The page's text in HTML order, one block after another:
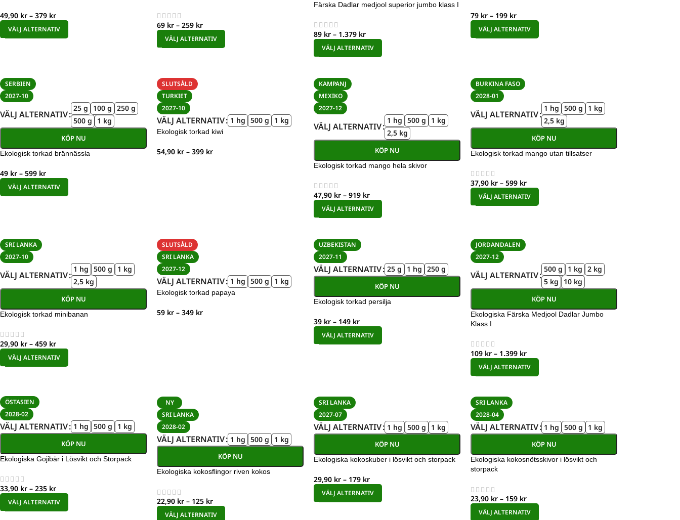
49,90 kr – 379 kr
VÄLJ ALTERNATIV 69 kr – 259 kr
VÄLJ ALTERNATIV
Färska Dadlar medjool superior jumbo klass I
89 kr – 1.379 kr
VÄLJ ALTERNATIV
79 kr – 199 kr
VÄLJ ALTERNATIV
SERBIEN
2027-10
VÄLJ ALTERNATIV
25 g 100 g 250 g
500 g
1 kg
KÖP NU
Ekologisk torkad brännässla
49 kr – 599 kr
VÄLJ ALTERNATIV
SLUTSÅLD
TURKIET
2027-10
VÄLJ ALTERNATIV 1 hg 500 g 1 kg
Ekologisk torkad kiwi
54,90 kr – 399 kr
KAMPANJ
MEXIKO
2027-12
VÄLJ ALTERNATIV
1 hg 500 g
1 kg
2,5 kg
KÖP NU
Ekologisk torkad mango hela skivor
47,90 kr – 919 kr
VÄLJ ALTERNATIV
BURKINA FASO
2028-01
VÄLJ ALTERNATIV
1 hg 500 g
1 kg
2,5 kg
KÖP NU
Ekologisk torkad mango utan tillsatser
37,90 kr – 599 kr
VÄLJ ALTERNATIV
SRI LANKA
2027-10
VÄLJ ALTERNATIV
1 hg 500 g
1 kg
2,5 kg
KÖP NU
Ekologisk torkad minibanan
29,90 kr – 459 kr
VÄLJ ALTERNATIV
SLUTSÅLD
SRI LANKA
2027-12
VÄLJ ALTERNATIV 1 hg 500 g 1 kg
Ekologisk torkad papaya
59 kr – 349 kr
UZBEKISTAN
2027-11
VÄLJ ALTERNATIV 25 g 1 hg 250 g
KÖP NU
Ekologisk torkad persilja
39 kr – 149 kr
VÄLJ ALTERNATIV
JORDANDALEN
2027-12
VÄLJ ALTERNATIV
500 g 1 kg 2 kg
5 kg
10 kg
KÖP NU
Ekologiska Färska Medjool Dadlar Jumbo
Klass I
109 kr – 1.399 kr
VÄLJ ALTERNATIV
ÖSTASIEN
2028-02
VÄLJ ALTERNATIV 1 hg 500 g 1 kg
KÖP NU
Ekologiska Gojibär i Lösvikt och Storpack
33,90 kr – 235 kr
VÄLJ ALTERNATIV
NY
SRI LANKA
2028-02
VÄLJ ALTERNATIV 1 hg 500 g 1 kg
KÖP NU
Ekologiska kokosflingor riven kokos
22,90 kr – 125 kr
VÄLJ ALTERNATIV
SRI LANKA
2027-07
VÄLJ ALTERNATIV 1 hg 500 g 1 kg
KÖP NU
Ekologiska kokoskuber i lösvikt och storpack
29,90 kr – 179 kr
VÄLJ ALTERNATIV
SRI LANKA
2028-04
VÄLJ ALTERNATIV 1 hg 500 g 1 kg
KÖP NU
Ekologiska kokosnötsskivor i lösvikt och
storpack
23,90 kr – 159 kr
VÄLJ ALTERNATIV